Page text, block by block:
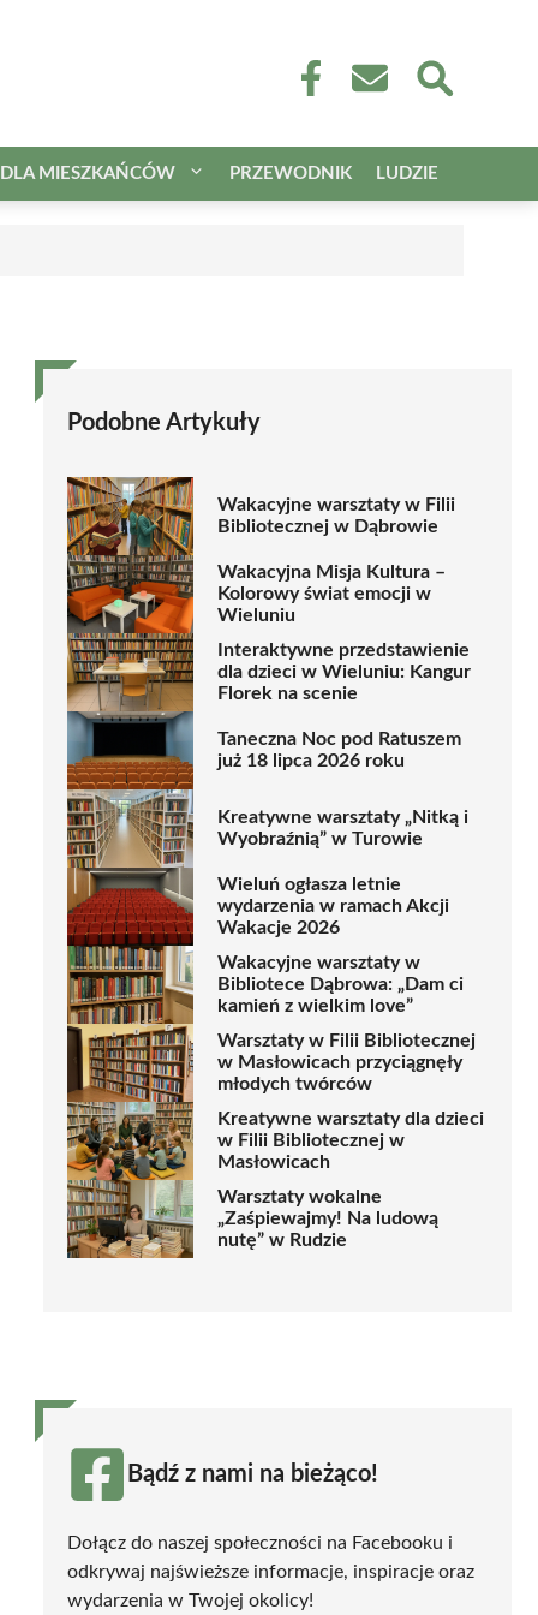
DLA MIESZKAŃCÓW PRZEWODNIK LUDZIE
Podobne Artykuły
Wakacyjne warsztaty w Filii
Bibliotecznej w Dąbrowie
Wakacyjna Misja Kultura –
Kolorowy świat emocji w
Wieluniu
Interaktywne przedstawienie
dla dzieci w Wieluniu: Kangur
Florek na scenie
Taneczna Noc pod Ratuszem
już 18 lipca 2026 roku
Kreatywne warsztaty „Nitką i
Wyobraźnią” w Turowie
Wieluń ogłasza letnie
wydarzenia w ramach Akcji
Wakacje 2026
Wakacyjne warsztaty w
Bibliotece Dąbrowa: „Dam ci
kamień z wielkim love”
Warsztaty w Filii Bibliotecznej
w Masłowicach przyciągnęły
młodych twórców
Kreatywne warsztaty dla dzieci
w Filii Bibliotecznej w
Masłowicach
Warsztaty wokalne
„Zaśpiewajmy! Na ludową
nutę” w Rudzie
Bądź z nami na bieżąco!
Dołącz do naszej społeczności na Facebooku i
odkrywaj najświeższe informacje, inspiracje oraz
wydarzenia w Twojej okolicy!